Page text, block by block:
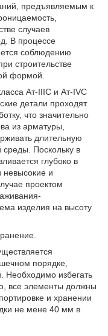
предъявляемым к
случаев
В процессе
соблюдению
строительстве
формой.
Ат-IIIС и Ат-IVС
детали проходят
что значительно
из арматуры,
длительную
среды. Поскольку в
глубоко в
невысокие и
проектом
изделия на высоту
порядке,
Необходимо избегать
все элементы должны
и хранении
не мене 40 мм в